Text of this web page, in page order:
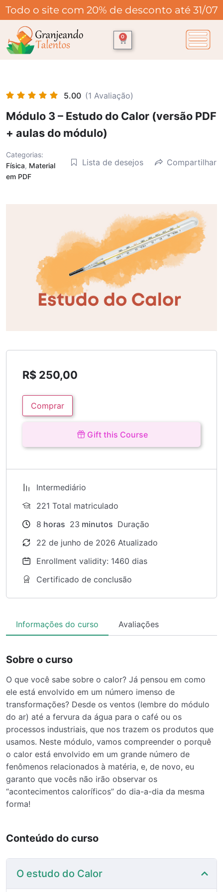
Todo o site com 20% de desconto até 31/07
0
5.00 (1 Avaliação)
Módulo 3 – Estudo do Calor (versão PDF
+ aulas do módulo)
Categorias:
Física, Material
em PDF
Lista de desejos Compartilhar
R$ 250,00
Comprar
Gift this Course
Intermediário
221 Total matriculado
8 horas 23 minutos Duração
22 de junho de 2026 Atualizado
Enrollment validity: 1460 dias
Certificado de conclusão
Informações do curso Avaliações
Sobre o curso
O que você sabe sobre o calor? Já pensou em como
ele está envolvido em um número imenso de
transformações? Desde os ventos (lembre do módulo
do ar) até a fervura da água para o café ou os
processos industriais, que nos trazem os produtos que
usamos. Neste módulo, vamos compreender o porquê
o calor está envolvido em um grande número de
fenômenos relacionados à matéria, e, de novo, eu
garanto que vocês não irão observar os
“acontecimentos caloríficos” do dia-a-dia da mesma
forma!
Conteúdo do curso
O estudo do Calor